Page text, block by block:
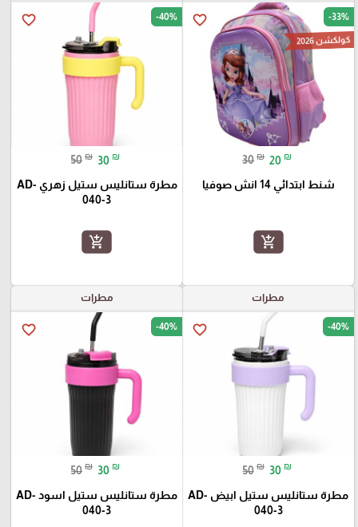
favorite_border -33%
كولكشن 2026
30 ₪ 20 ₪
شنط ابتدائي 14 انش صوفيا
add_shopping_cart
favorite_border -40%
50 ₪ 30 ₪
مطرة ستانليس ستيل زهري AD-
040-3
add_shopping_cart
مطرات
favorite_border -40%
50 ₪ 30 ₪
مطرة ستانليس ستيل ابيض AD-
040-3
مطرات
favorite_border -40%
50 ₪ 30 ₪
مطرة ستانليس ستيل اسود AD-
040-3